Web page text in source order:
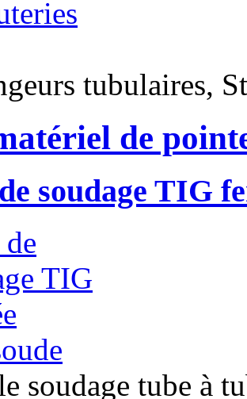
tubulaires,
de
soudage TIG
soudage tube à